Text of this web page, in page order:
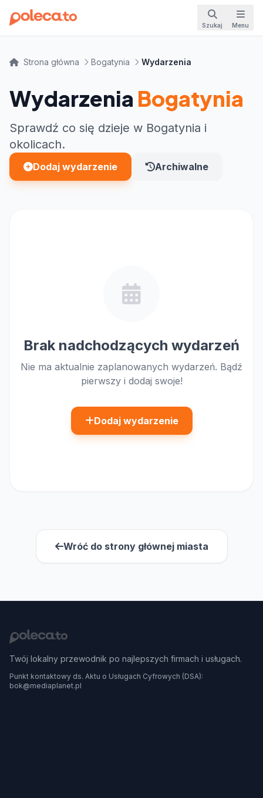
Szukaj Menu
Strona główna Bogatynia Wydarzenia
Wydarzenia Bogatynia
Sprawdź co się dzieje w Bogatynia i
okolicach.
Dodaj wydarzenie Archiwalne
Brak nadchodzących wydarzeń
Nie ma aktualnie zaplanowanych wydarzeń. Bądź
pierwszy i dodaj swoje!
Dodaj wydarzenie
Wróć do strony głównej miasta
Twój lokalny przewodnik po najlepszych firmach i usługach.
Punkt kontaktowy ds. Aktu o Usługach Cyfrowych (DSA):
bok@mediaplanet.pl